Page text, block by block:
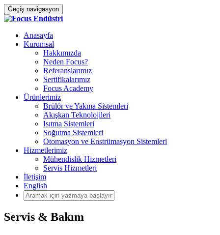
Geçiş navigasyon
Anasayfa
Kurumsal
Hakkımızda
Neden Focus?
Referanslarımız
Sertifikalarımız
Focus Academy
Ürünlerimiz
Brülör ve Yakma Sistemleri
Akışkan Teknolojileri
Isıtma Sistemleri
Soğutma Sistemleri
Otomasyon ve Enstrümasyon Sistemleri
Hizmetlerimiz
Mühendislik Hizmetleri
Servis Hizmetleri
İletişim
English
Servis & Bakım